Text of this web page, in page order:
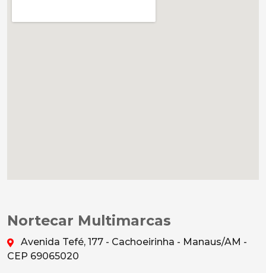
Nortecar Multimarcas
Avenida Tefé, 177 - Cachoeirinha - Manaus/AM -
CEP 69065020